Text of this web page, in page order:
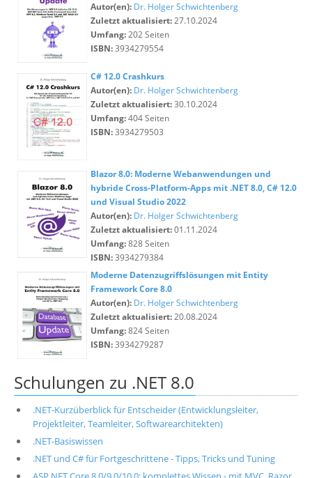
Autor(en): Dr. Holger Schwichtenberg
Zuletzt aktualisiert:27.10.2024
Umfang:202 Seiten
ISBN:3934279554
C# 12.0 Crashkurs
Autor(en): Dr. Holger Schwichtenberg
Zuletzt aktualisiert:30.10.2024
Umfang:404 Seiten
ISBN:3934279503
Blazor 8.0: Moderne Webanwendungen und
hybride Cross-Platform-Apps mit .NET 8.0, C# 12.0
und Visual Studio 2022
Autor(en): Dr. Holger Schwichtenberg
Zuletzt aktualisiert:01.11.2024
Umfang:828 Seiten
ISBN:3934279384
Moderne Datenzugriffslösungen mit Entity
Framework Core 8.0
Autor(en): Dr. Holger Schwichtenberg
Zuletzt aktualisiert:20.08.2024
Umfang:824 Seiten
ISBN:3934279287
Schulungen zu .NET 8.0
.NET-Kurzüberblick für Entscheider (Entwicklungsleiter,
Projektleiter, Teamleiter, Softwarearchitekten)
.NET-Basiswissen
.NET und C# für Fortgeschrittene - Tipps, Tricks und Tuning